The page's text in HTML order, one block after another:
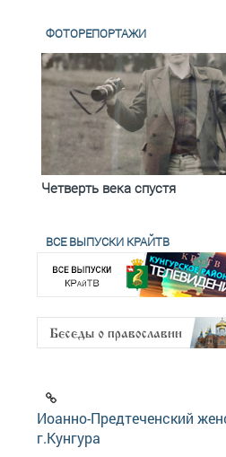
ФОТОРЕПОРТАЖИ
Четверть века спустя
ВСЕ ВЫПУСКИ КРАЙТВ
Иоанно-Предтеченский
г.Кунгура